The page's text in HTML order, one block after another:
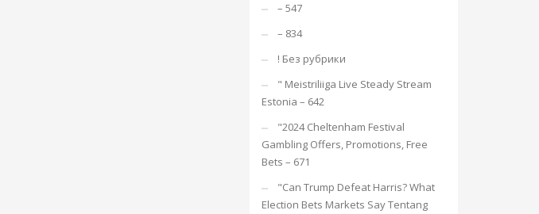
– 547
– 834
! Без рубрики
"️ Meistriliiga Live Steady Stream
Estonia – 642
"2024 Cheltenham Festival
Gambling Offers, Promotions, Free
Bets – 671
"Can Trump Defeat Harris? What
Election Bets Markets Say Tentang